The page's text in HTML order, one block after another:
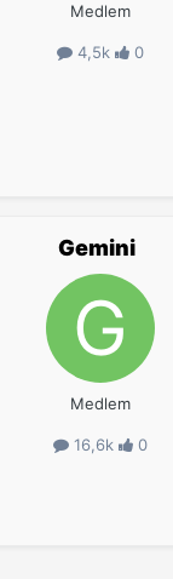
Medlem
4,5k 0
Gemini
Medlem
16,6k 0